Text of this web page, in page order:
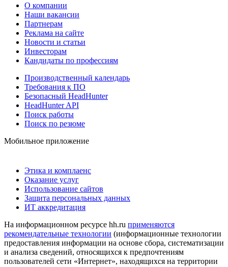
О компании
Наши вакансии
Партнерам
Реклама на сайте
Новости и статьи
Инвесторам
Кандидаты по профессиям
Производственный календарь
Требования к ПО
Безопасный HeadHunter
HeadHunter API
Поиск работы
Поиск по резюме
Мобильное приложение
Этика и комплаенс
Оказание услуг
Использование сайтов
Защита персональных данных
ИТ аккредитация
На информационном ресурсе hh.ru применяются
рекомендательные технологии (информационные технологии
предоставления информации на основе сбора, систематизации
и анализа сведений, относящихся к предпочтениям
пользователей сети «Интернет», находящихся на территории